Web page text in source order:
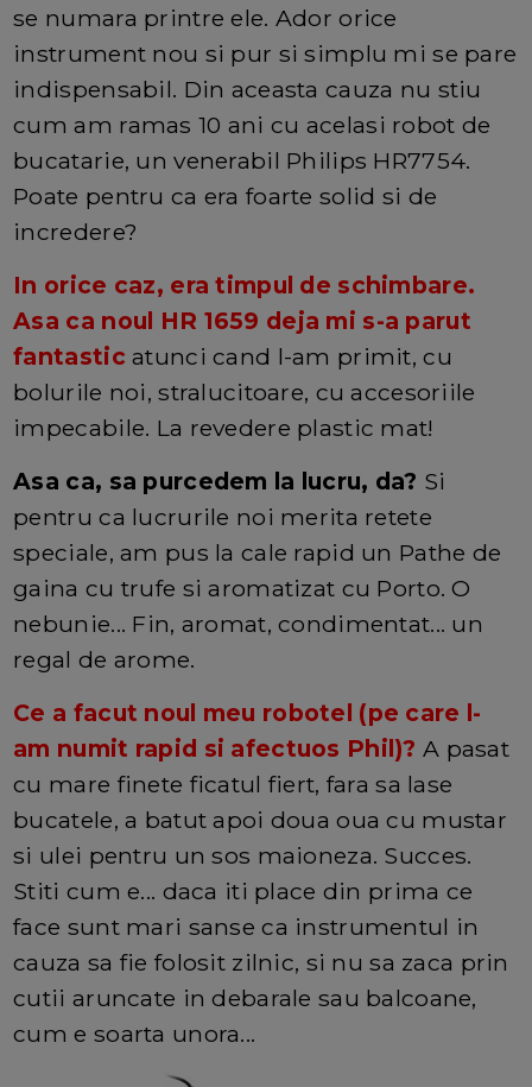
se numara printre ele. Ador orice
instrument nou si pur si simplu mi se pare
indispensabil. Din aceasta cauza nu stiu
cum am ramas 10 ani cu acelasi robot de
bucatarie, un venerabil Philips HR7754.
Poate pentru ca era foarte solid si de
incredere?
In orice caz, era timpul de schimbare.
Asa ca noul HR 1659 deja mi s-a parut
fantastic atunci cand l-am primit, cu
bolurile noi, stralucitoare, cu accesoriile
impecabile. La revedere plastic mat!
Asa ca, sa purcedem la lucru, da? Si
pentru ca lucrurile noi merita retete
speciale, am pus la cale rapid un Pathe de
gaina cu trufe si aromatizat cu Porto. O
nebunie... Fin, aromat, condimentat... un
regal de arome.
Ce a facut noul meu robotel (pe care l-
am numit rapid si afectuos Phil)? A pasat
cu mare finete ficatul fiert, fara sa lase
bucatele, a batut apoi doua oua cu mustar
si ulei pentru un sos maioneza. Succes.
Stiti cum e... daca iti place din prima ce
face sunt mari sanse ca instrumentul in
cauza sa fie folosit zilnic, si nu sa zaca prin
cutii aruncate in debarale sau balcoane,
cum e soarta unora...